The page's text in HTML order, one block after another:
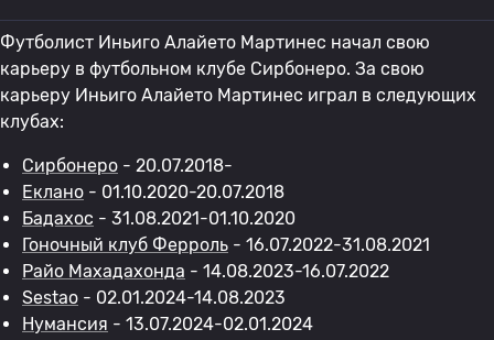
Футболист Иньиго Алайето Мартинес начал свою
карьеру в футбольном клубе Сирбонеро. За свою
карьеру Иньиго Алайето Мартинес играл в следующих
клубах:
Сирбонеро - 20.07.2018-
Еклано - 01.10.2020-20.07.2018
Бадахос - 31.08.2021-01.10.2020
Гоночный клуб Ферроль - 16.07.2022-31.08.2021
Райо Махадахонда - 14.08.2023-16.07.2022
Sestao - 02.01.2024-14.08.2023
Нумансия - 13.07.2024-02.01.2024